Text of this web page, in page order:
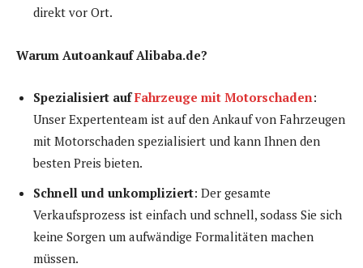
direkt vor Ort.
Warum Autoankauf Alibaba.de?
Spezialisiert aufFahrzeuge mit Motorschaden:
Unser Expertenteam ist auf den Ankauf von Fahrzeugen
mit Motorschaden spezialisiert und kann Ihnen den
besten Preis bieten.
Schnell und unkompliziert: Der gesamte
Verkaufsprozess ist einfach und schnell, sodass Sie sich
keine Sorgen um aufwändige Formalitäten machen
müssen.